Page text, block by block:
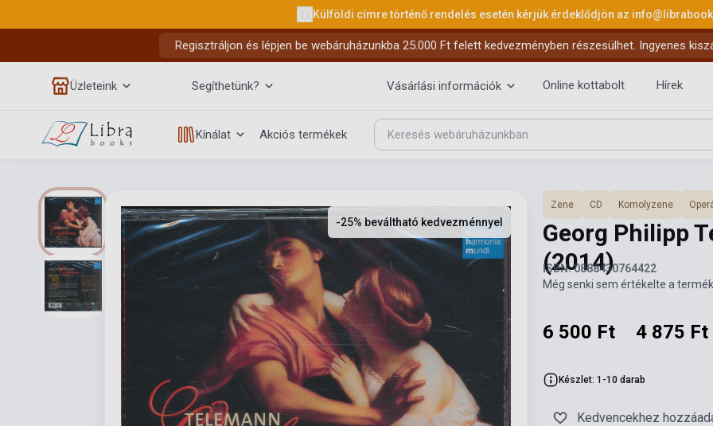
Külföldi címre történő rendelés esetén kérjük érdeklődjön az
Regisztráljon és lépjen be webáruházunkba 25.000 Ft felett kedvezményben részesülhet. Ingyenes
Üzleteink Segíthetünk? Vásárlási információk Online kottabolt Hírek
Kínálat Akciós termékek
-25% beváltható kedvezménnyel
Zene CD Komolyzene
Georg Philipp
(2014)
ISBN: 0888430764422
Még senki sem értékelte a
6 500 Ft 4 875 Ft
Készlet: 1-10 darab
Kedvencekhez